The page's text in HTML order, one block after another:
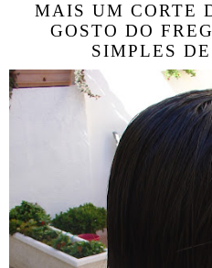
MAIS UM CORTE
GOSTO DO
SIMPLES